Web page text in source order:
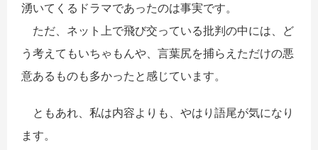
湧いてくるドラマであったのは事実です。
ただ、ネット上で飛び交っている批判の中には、ど
う考えてもいちゃもんや、言葉尻を捕らえただけの悪
意あるものも多かったと感じています。
ともあれ、私は内容よりも、やはり語尾が気になり
ます。